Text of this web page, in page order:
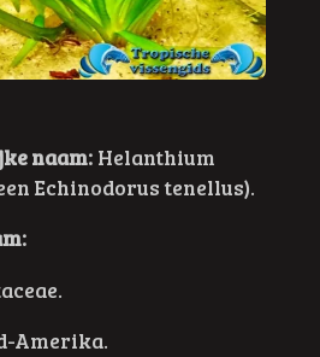
naam: Helanthium
Echinodorus tenellus).
Amerika.